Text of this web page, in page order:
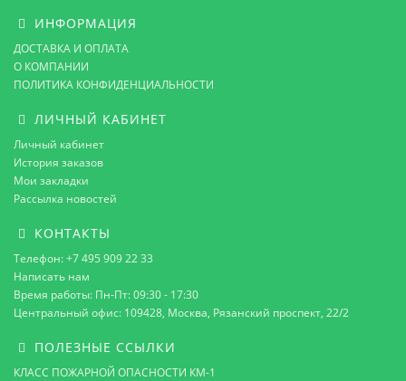
ИНФОРМАЦИЯ
ДОСТАВКА И ОПЛАТА
О КОМПАНИИ
ПОЛИТИКА КОНФИДЕНЦИАЛЬНОСТИ
ЛИЧНЫЙ КАБИНЕТ
Личный кабинет
История заказов
Мои закладки
Рассылка новостей
КОНТАКТЫ
Телефон: +7 495 909 22 33
Написать нам
Время работы: Пн-Пт: 09:30 - 17:30
Центральный офис: 109428, Москва, Рязанский проспект, 22/2
ПОЛЕЗНЫЕ ССЫЛКИ
КЛАСС ПОЖАРНОЙ ОПАСНОСТИ КМ-1